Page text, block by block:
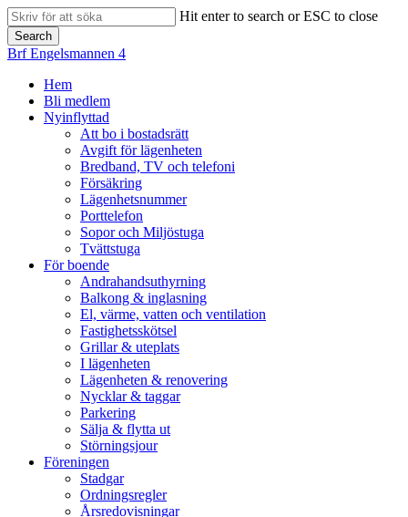
Skip
to
main
content
Hit enter to search or ESC to close
Search
Close
Brf Engelsmannen 4
search
Menu
Hem
Bli medlem
Nyinflyttad
Att bo i bostadsrätt
Avgift för lägenheten
Bredband, TV och telefoni
Försäkring
Lägenhetsnummer
Porttelefon
Sopor och Miljöstuga
Tvättstuga
För boende
Andrahandsuthyrning
Balkong & inglasning
El, värme, vatten och ventilation
Fastighetsskötsel
Grillar & uteplats
I lägenheten
Lägenheten & renovering
Nycklar & taggar
Parkering
Sälja & flytta ut
Störningsjour
Föreningen
Stadgar
Ordningsregler
Årsredovisningar